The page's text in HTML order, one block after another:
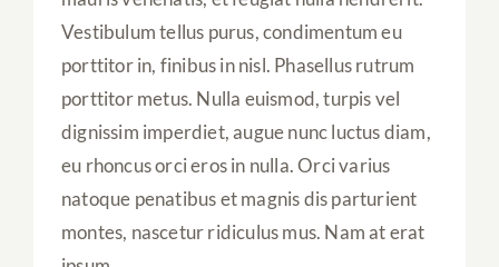
Vestibulum tellus purus, condimentum eu
porttitor in, finibus in nisl. Phasellus rutrum
porttitor metus. Nulla euismod, turpis vel
dignissim imperdiet, augue nunc luctus diam,
eu rhoncus orci eros in nulla. Orci varius
natoque penatibus et magnis dis parturient
montes, nascetur ridiculus mus. Nam at erat